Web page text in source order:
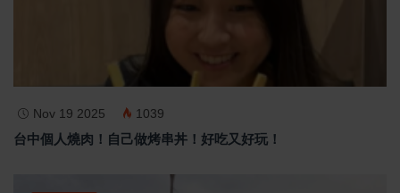
Nov 19 2025 1039
台中個人燒肉！自己做烤串丼！好吃又好玩！